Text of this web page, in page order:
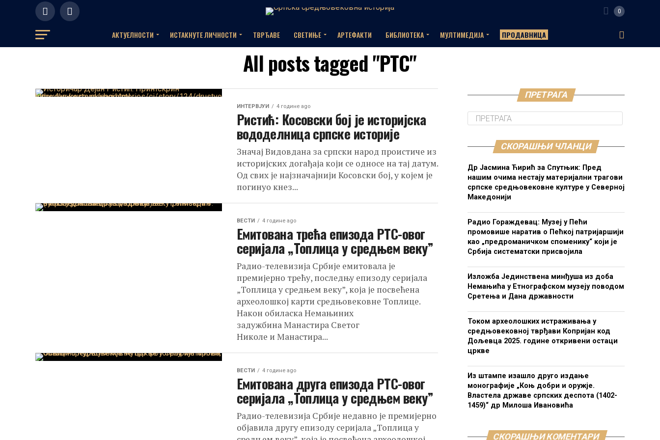
0
АКТУЕЛНOСТИ ИСТАКНУТЕ ЛИЧНОСТИ ТВРЂАВЕ СВЕТИЊЕ АРТЕФАКТИ БИБЛИОТЕКА МУЛТИМЕДИЈА ПРОДАВНИЦА
All posts tagged "РТС"
ИНТЕРВЈУИ 4 године ago
Ристић: Косовски бој је историјска
вододелница српске историје
Значај Видовдана за српски народ проистиче из
историјских догађаја који се односе на тај датум.
Од свих је најзначајнији Косовски бој, у којем је
погинуо кнез...
ВЕСТИ 4 године ago
Емитована трећа епизода РТС-овог
серијала „Топлица у средњем веку”
Радио-телевизија Србије емитовала је
премијерно трећу, последњу епизоду серијала
„Топлица у средњем веку”, која је посвећена
археолошкој карти средњовековне Топлице.
Након обиласка Немањиних
задужбина Манастира Светог
Николе и Манастира...
ВЕСТИ 4 године ago
Емитована друга епизода РТС-овог
серијала „Топлица у средњем веку”
Радио-телевизија Србије недавно је премијерно
објавила другу епизоду серијала „Топлица у
ПРЕТРАГА
СКОРАШЊИ ЧЛАНЦИ
Др Јасмина Ћирић за Спутњик: Пред
нашим очима нестају материјални трагови
српске средњовековне културе у Северној
Македонији
Радио Гораждевац: Музеј у Пећи
промовише наратив о Пећкој патријаршији
као „предроманичком споменику“ који је
Србија систематски присвојила
Изложба Јединствена минђуша из доба
Немањића у Етнографском музеју поводом
Сретења и Дана државности
Током археолошких истраживања у
средњовековној тврђави Копријан код
Дољевца 2025. године откривени остаци
цркве
Из штампе изашло друго издање
монографије „Коњ добри и оружје.
Властела државе српских деспота (1402-
1459)“ др Милоша Ивановића
СКОРАШЊИ КОМЕНТАРИ